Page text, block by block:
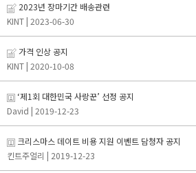
2023년 장마기간 배송관련
KINT | 2023-06-30
가격 인상 공지
KINT | 2020-10-08
‘제1회 대한민국 사랑꾼’ 선정 공지
David | 2019-12-23
크리스마스 데이트 비용 지원 이벤트 담청자 공지
킨트주얼리 | 2019-12-23